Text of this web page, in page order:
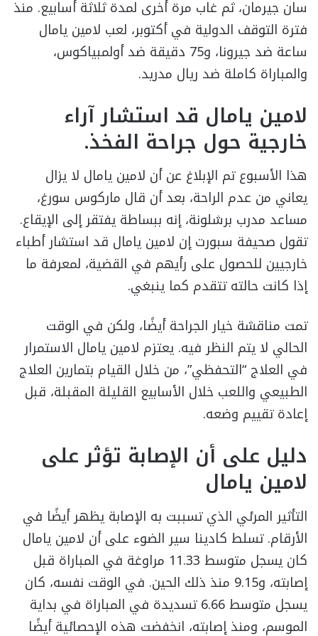
سان جيرمان، ثم غاب مرة أخرى لمدة ثلاثة أسابيع. منذ
فترة التوقف الدولية في أكتوبر، لعب لامين يامال
ساعة ضد جيرونا، و75 دقيقة ضد أولمبياكوس،
والمباراة كاملة ضد ريال مدريد.
لامين يامال قد استشار آراء
خارجية حول جراحة الفخذ.
هذا الأسبوع تم الإبلاغ عن أن لامين يامال لا يزال
يعاني من عدم الراحة، بعد أن قال ماركوس سورغ،
مساعد مدرب برشلونة، إنه ببساطة يفتقر إلى الإيقاع.
تقول صحيفة سبورت إن لامين يامال قد استشار أطباء
خارجيين للحصول على رأيهم في القضية، لمعرفة ما
إذا كانت حالته تتقدم كما ينبغي.
تمت مناقشة خيار الجراحة أيضًا، ولكن في الوقت
الحالي لا يتم النظر فيه. يعتزم لامين يامال الاستمرار
في العلاج “التحفظي”، من خلال القيام بتمارين العلاج
الطبيعي واللعب خلال الأسابيع القليلة المقبلة، قبل
إعادة تقييم وضعه.
دليل على أن الإصابة تؤثر على
لامين يامال
التأثير المرئي الذي تسببت به الإصابة يظهر أيضًا في
الأرقام. تسلط كادينا سير الضوء على أن لامين يامال
كان يسجل متوسط 11.33 مراوغة في المباراة قبل
إصابته، و9.15 منذ ذلك الحين. في الوقت نفسه، كان
يسجل متوسط 6.66 تسديدة في المباراة في بداية
الموسم، ومنذ إصابته، انخفضت هذه الإحصائية أيضًا